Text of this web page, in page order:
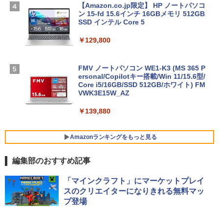
【Amazon.co.jp限定】 HP ノートパソコ
ン 15-fd 15.6インチ 16GBメモリ 512GB
SSD インテル Core 5
￥129,800
FMV ノートパソコン WE1-K3 (MS 365 P
ersonal/Copilotキー搭載/Win 11/15.6型/
Core i5/16GB/SSD 512GB/ホワイト) FM
VWK3E15W_AZ
￥139,880
Amazonランキングをもっと見る
Robloxギフトカード - 800 Robux 【限
定バーチャルアイテムを含む】 【オンラ
インゲームコード】 ロブロックス | オン
ラインコード版
生成AIパスポート公式テキスト 第４版
￥1,766
Amazon Kindle - 目に優しい、かさばら
ない、大きな画面で読みやすい、6週間持
続バッテリー、6インチディスプレイ電子
書籍リーダー、マッチャ、16GB、広告な
編集部のおすすめ記事
「マインクラフト」にマーケットプレイ
スのクリエイターになりきれる無料マッ
プ登場